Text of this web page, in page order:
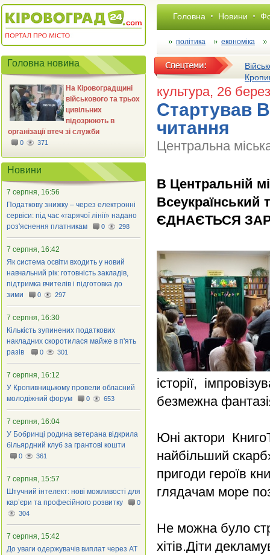
Головна Новини
політика економіка
культура, 26
Стартував
читання
Центральна
В Центральній
ЄДНАЄТЬСЯ
історії,
безмежна
Юні актори
найбільший
пригоди героїв
глядачам море
Не можна було
хітів.Діти
Головна новина
На Кіровоградщині
військового та трьох
цивільних
підозрюють в
організації втеч зі служби
0 371
Новини
7 серпня, 16:56
Податкову знижку – через електронні
сервіси: під час «гарячої лінії» надано
роз'яснення платникам
0 298
7 серпня, 16:42
Як система освіти входить у новий
навчальний рік: готовність закладів,
підтримка вчителів і підготовка до
зими
0 297
7 серпня, 16:30
Кількість зупинених податкових
накладних скоротилася майже в п'ять
разів
0 301
7 серпня, 16:12
У Кропивницькому провели обласний
молодіжний форум
0 653
7 серпня, 16:04
У Бобринці родина ветерана відкрила
більярдний клуб за грантові кошти
0 361
7 серпня, 15:57
Штучний інтелект: нові можливості для
кар’єри та професійного розвитку
0
304
7 серпня, 15:42
До уваги одержувачів виплат через АТ